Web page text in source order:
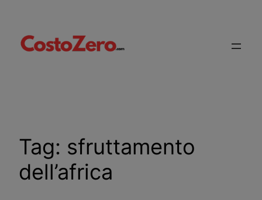
contenuto
Tag: sfruttamento
dell’africa